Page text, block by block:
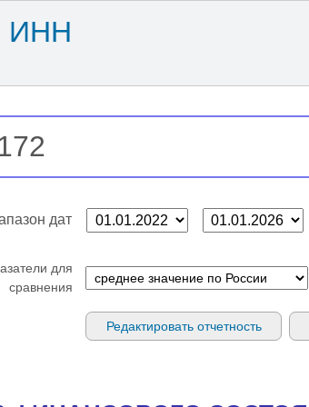
ИНН
дат
для
сравнения
Редактировать отчетность